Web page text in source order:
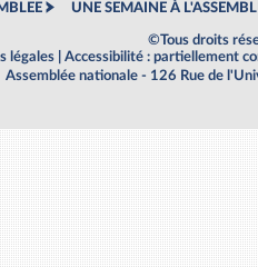
UNE SEMAINE À
©Tous droits
légales
Accessibilité : partiellement
Assemblée nationale - 126 Rue de